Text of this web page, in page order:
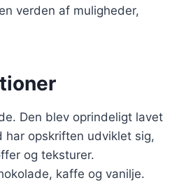
verden af muligheder,
Den blev oprindeligt lavet
har opskriften udviklet sig,
og teksturer.
kaffe og vanilje.